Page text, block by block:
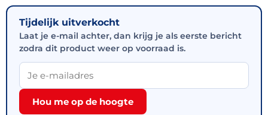
Tijdelijk uitverkocht
Laat je e-mail achter, dan krijg je als eerste bericht
zodra dit product weer op voorraad is.
Hou me op de hoogte